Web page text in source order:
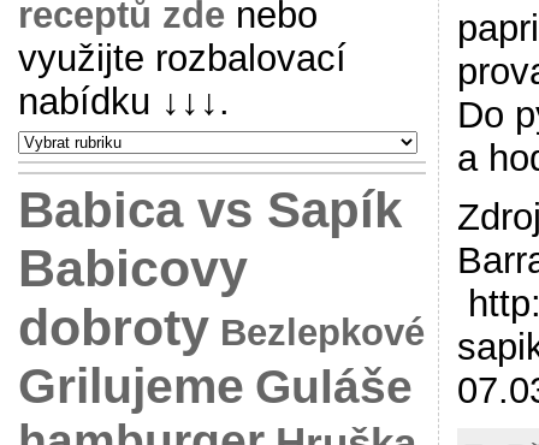
receptů zde nebo
využijte rozbalovací
nabídku ↓↓↓.
Babica vs Sapík
Babicovy
dobroty Bezlepkové
Grilujeme Guláše
Do
a